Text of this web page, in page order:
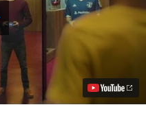
Lancer
la
vidéo
Découvrez
notre
nouvelle
pub
télé